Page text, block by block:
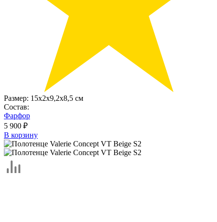
Размер: 15х2x9,2х8,5 см
Состав:
Фарфор
5 900 ₽
В корзину